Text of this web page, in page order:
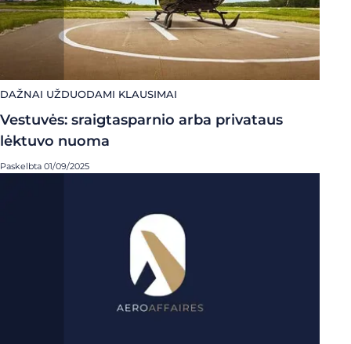
DAŽNAI UŽDUODAMI KLAUSIMAI
Vestuvės: sraigtasparnio arba privataus
lėktuvo nuoma
Paskelbta 01/09/2025